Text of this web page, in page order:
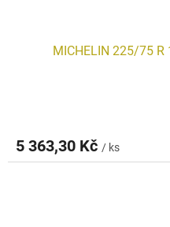
MICHELIN 225/75 R
5 363,30 Kč / ks